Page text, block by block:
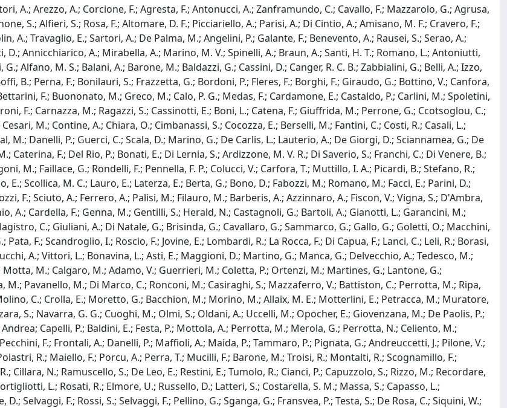
A.; Arezzo, A.; Corcione, F.; Agresta, F.; Antonucci, A.; Zanframundo, C.; Cavallo, F.; Mazzarolo, G.; Agrusa,
S.; Alfieri, S.; Rosa, F.; Altomare, D. F.; Picciariello, A.; Parisi, A.; Di Cintio, A.; Amisano, M. F.; Cravero, F.;
A.; Travaglio, E.; Sartori, A.; De Palma, M.; Angelini, P.; Galante, F.; Benevento, A.; Rausei, S.; Serao, A.;
Annicchiarico, A.; Mirabella, A.; Marino, M. V.; Spinelli, A.; Braun, A.; Santi, H. T.; Romano, L.; Antoniutti,
Alfano, M. S.; Balani, A.; Barone, M.; Baldazzi, G.; Cassini, D.; Canger, R. C. B.; Zabbialini, G.; Belli, A.; Izzo,
B.; Perna, F.; Bonilauri, S.; Frazzetta, G.; Bordoni, P.; Fleres, F.; Borghi, F.; Giraudo, G.; Bottino, V.; Canfora,
F.; Buononato, M.; Greco, M.; Calo, P. G.; Medas, F.; Cardamone, E.; Castaldo, P.; Carlini, M.; Spoletini,
F.; Carnazza, M.; Ragazzi, S.; Cassinotti, E.; Boni, L.; Catena, F.; Giuffrida, M.; Perrone, G.; Ccotsoglou, C.;
M.; Contine, A.; Chiara, O.; Cimbanassi, S.; Cocozza, E.; Berselli, M.; Fantini, C.; Costi, R.; Casali, L.;
M.; Danelli, P.; Guerci, C.; Scala, D.; Marino, G.; De Carlis, L.; Lauterio, A.; De Giorgi, D.; Sciannamea, G.; De
F.; Del Rio, P.; Bonati, E.; Di Lernia, S.; Ardizzone, M. V. R.; Di Saverio, S.; Franchi, C.; Di Venere, B.;
M.; Faillace, G.; Rondelli, F.; Pennella, F. P.; Colucci, V.; Carfora, T.; Muttillo, I. A.; Picardi, B.; Stefano, R.;
Scollica, M. C.; Lauro, E.; Laterza, E.; Berta, G.; Bono, D.; Fabozzi, M.; Romano, M.; Facci, E.; Parini, D.;
F.; Sciuto, A.; Ferrero, A.; Palisi, M.; Filauro, M.; Barberis, A.; Azzinnaro, A.; Fiscon, V.; Vigna, S.; D'Ambra,
A.; Cardella, F.; Genna, M.; Gentilli, S.; Herald, N.; Castagnoli, G.; Bartoli, A.; Gianotti, L.; Garancini, M.;
C.; Giuliani, A.; Di Natale, G.; Brisinda, G.; Cavallaro, G.; Sammarco, G.; Gallo, G.; Goletti, O.; Macchini,
F.; Scandroglio, I.; Roscio, F.; Jovine, E.; Lombardi, R.; La Rocca, F.; Di Capua, F.; Lanci, C.; Leli, R.; Borasi,
A.; Vittori, L.; Bonavina, L.; Asti, E.; Maggioni, D.; Martino, G.; Manca, G.; Delvecchio, A.; Tedesco, M.;
M.; Calgaro, M.; Adamo, V.; Guerrieri, M.; Coletta, P.; Ortenzi, M.; Martines, G.; Lantone, G.;
Pavanello, M.; Di Marco, C.; Ronconi, M.; Casiraghi, S.; Mazzaferro, V.; Battiston, C.; Perrotta, M.; Ripa,
C.; Crolla, E.; Moretto, G.; Bacchion, M.; Morino, M.; Allaix, M. E.; Motterlini, E.; Petracca, M.; Muratore,
S.; Navarra, G. G.; Cuoghi, M.; Olmi, S.; Oldani, A.; Uccelli, M.; Opocher, E.; Giovenzana, M.; De Paolis, P.;
Capelli, P.; Baldini, E.; Festa, P.; Mottola, A.; Perrotta, M.; Merola, G.; Perrotta, N.; Celiento, M.;
F.; Frontali, A.; Danelli, P.; Maffioli, A.; Maida, P.; Tammaro, P.; Pignata, G.; Andreuccetti, J.; Pilone, V.;
R.; Maiello, F.; Porcu, A.; Perra, T.; Mucilli, F.; Barone, M.; Troisi, R.; Montalti, R.; Scognamillo, F.;
Cillara, N.; Ramuscello, S.; De Leo, E.; Restini, E.; Tumolo, R.; Cianci, P.; Capuzzolo, S.; Rizzo, M.; Recordare,
L.; Rosati, R.; Elmore, U.; Russello, D.; Latteri, S.; Costarella, S. M.; Massa, S.; Capasso, L.;
Selvaggi, F.; Rossi, S.; Selvaggi, F.; Pellino, G.; Sganga, G.; Fransvea, P.; Testa, S.; De Rosa, C.; Siquini, W.;